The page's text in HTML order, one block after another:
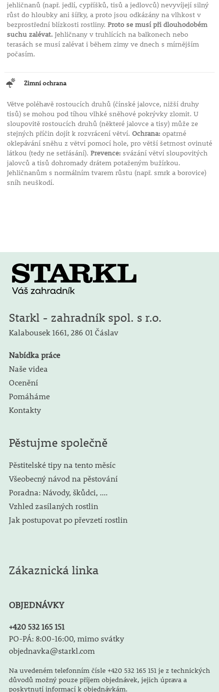
jehličnanů (např. jedlí, cypříšků, tisů a jedlovců) nevyvíjejí silný
růst do hloubky ani šířky, a proto jsou odkázány na vlhkost v
bezprostřední blízkosti rostliny. Proto se musí při dlouhodobém
suchu zalévat. Jehličnany v truhlících na balkonech nebo
terasách se musí zalévat i během zimy ve dnech s mírnějším
počasím.
Zimní ochrana
Větve poléhavě rostoucích druhů (čínské jalovce, nižší druhy
tisů) se mohou pod tíhou vlhké sněhové pokrývky zlomit. U
sloupovitě rostoucích druhů (některé jalovce a tisy) může ze
stejných příčin dojít k rozvrácení větví. Ochrana:opatrné
oklepávání sněhu z větví pomocí hole, pro větší šetrnost ovinuté
látkou (tedy ne setřásání). Prevence:svázání větví sloupovitých
jalovců a tisů dohromady drátem potaženým bužírkou.
Jehličnanům s normálním tvarem růstu (např. smrk a borovice)
sníh neuškodí.
Starkl - zahradník spol. s r.o.
Kalabousek 1661, 286 01 Čáslav
Nabídka práce
Naše videa
Ocenění
Pomáháme
Kontakty
Pěstujme společně
Pěstitelské tipy na tento měsíc
Všeobecný návod na pěstování
Poradna: Návody, škůdci, ....
Vzhled zasílaných rostlin
Jak postupovat po převzetí rostlin
Zákaznická linka
OBJEDNÁVKY
+420 532 165 151
PO-PÁ: 8:00-16:00, mimo svátky
objednavka@starkl.com
Na uvedeném telefonním čísle +420 532 165 151 je z technických
důvodů možný pouze příjem objednávek, jejich úprava a
poskytnutí informací k objednávkám.